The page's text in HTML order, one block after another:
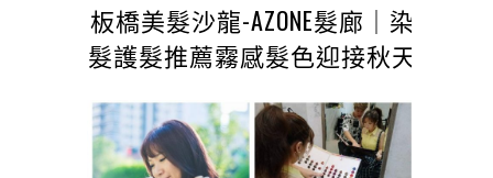
板橋美髮沙龍-AZONE髮廊｜染
髮護髮推薦霧感髮色迎接秋天